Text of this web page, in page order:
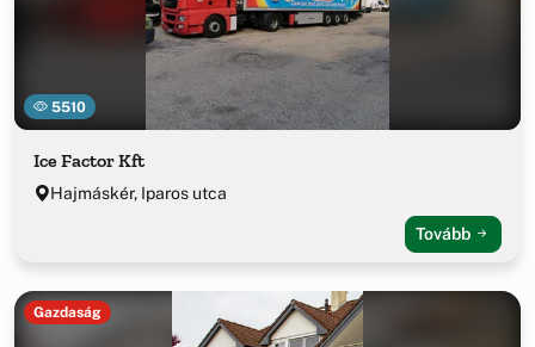
5510
Ice Factor Kft
Hajmáskér, Iparos utca
Tovább
Gazdaság